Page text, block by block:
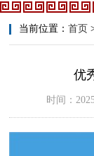
当前位置：首页
优
时间：